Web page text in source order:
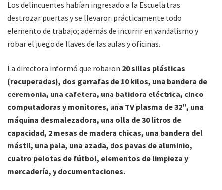
Los delincuentes habían ingresado a la Escuela tras
destrozar puertas y se llevaron prácticamente todo
elemento de trabajo; además de incurrir en vandalismo y
robar el juego de llaves de las aulas y oficinas.
La directora informó que robaron 20 sillas plásticas
(recuperadas), dos garrafas de 10 kilos, una bandera de
ceremonia, una cafetera, una batidora eléctrica, cinco
computadoras y monitores, una TV plasma de 32″, una
máquina desmalezadora, una olla de 30 litros de
capacidad, 2 mesas de madera chicas, una bandera del
mástil, una pala, una azada, dos pavas de aluminio,
cuatro pelotas de fútbol, elementos de limpieza y
mercadería, y documentaciones.